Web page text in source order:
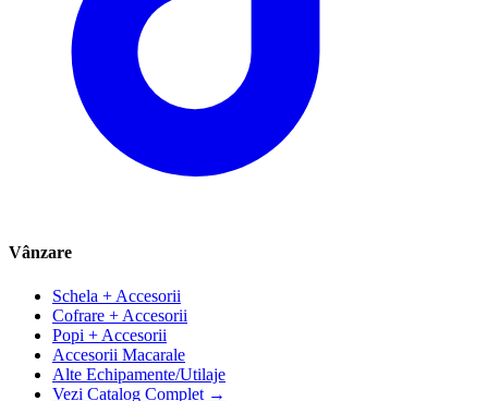
Vânzare
Schela + Accesorii
Cofrare + Accesorii
Popi + Accesorii
Accesorii Macarale
Alte Echipamente/Utilaje
Vezi Catalog Complet →